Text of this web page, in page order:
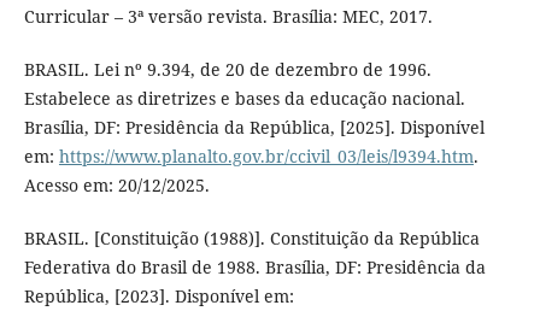
Curricular – 3ª versão revista. Brasília: MEC, 2017.
BRASIL. Lei nº 9.394, de 20 de dezembro de 1996.
Estabelece as diretrizes e bases da educação nacional.
Brasília, DF: Presidência da República, [2025]. Disponível
em: https://www.planalto.gov.br/ccivil_03/leis/l9394.htm.
Acesso em: 20/12/2025.
BRASIL. [Constituição (1988)]. Constituição da República
Federativa do Brasil de 1988. Brasília, DF: Presidência da
República, [2023]. Disponível em: